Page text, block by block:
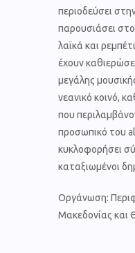
περιοδεύσει
παρουσιάσει
λαϊκά και
έχουν
μεγάλης
νεανικό κοινό,
που
προσωπικό του
κυκλοφορήσει
καταξιωμένοι
Οργάνωση:
Μακεδονίας και